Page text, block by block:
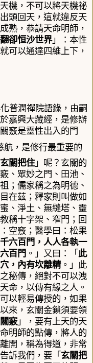
機，不可以將天機祕
頭回天，這就違反天
熟，恭請天命明師，
翻卻恒沙世界」：本性
可以通達四維上下，
普潤禪院語錄，由嗣
嘉興大藏經，是修辦
竅是靈性出入的門
航，是修行最重要的
玄關把住」呢？玄關的
、眾妙之門、田池、
；儒家稱之為明德、
在茲；釋家則叫做如
、淨土、無縫塔、靈
稱十字架、窄門；回
空竅；醫學曰：松果
六百門，人人各執一
百門 。」 又曰：「 此
，內有坎離精。」此
秘傳，絕對不可以洩
命，以傳有緣之人。
以輕易傳授的，如果
來，玄關金鎖須要領
竅 」，要有上天的天
明師的點傳，將人的
開，稱為得道，非常
訴我們，要「 玄關把